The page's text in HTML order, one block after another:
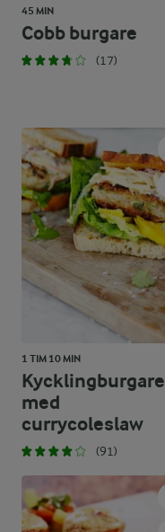
45 MIN
Cobb burgare
(17)
1 TIM 10 MIN
Kycklingburgare
med
currycoleslaw
(91)